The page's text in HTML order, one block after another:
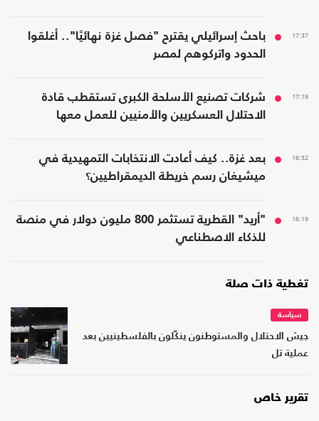
17:37
باحث إسرائيلي يقترح "فصل غزة نهائيًا".. أغلقوا
الحدود واتركوهم لمصر
17:19
شركات تصنيع الأسلحة الكبرى تستقطب قادة
الاحتلال العسكريين والأمنيين للعمل معها
16:52
بعد غزة.. كيف أعادت الانتخابات التمهيدية في
ميشيغان رسم خريطة الديمقراطيين؟
16:19
"أريد" القطرية تستثمر 800 مليون دولار في منصة
للذكاء الاصطناعي
تغطية ذات صلة
سياسة
جيش الاحتلال والمستوطنون ينكّلون بالفلسطينيين بعد
عملية تل
تقرير خاص